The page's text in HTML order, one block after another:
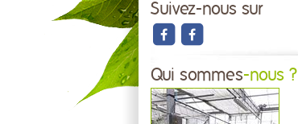
Suivez-nous sur
Qui sommes-nous ?